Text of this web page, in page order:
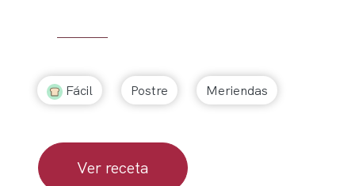
Fácil Postre Meriendas
Ver receta